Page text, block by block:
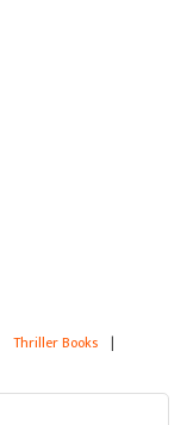
Thriller Books |